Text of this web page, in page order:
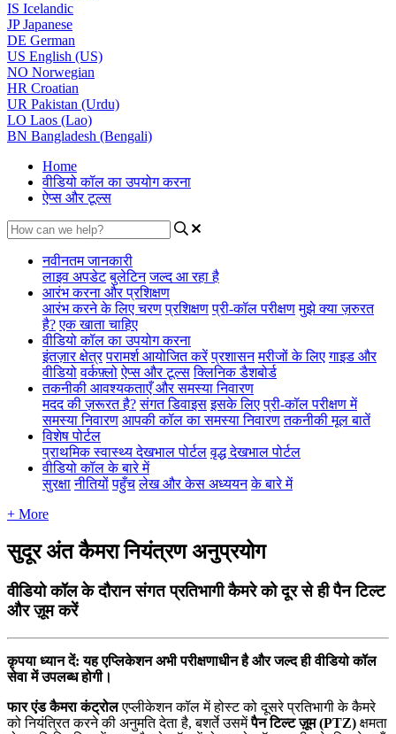
IS Icelandic
JPJapanese
DE German
US English (US)
NO Norwegian
HR Croatian
UR Pakistan (Urdu)
LO Laos (Lao)
BN Bangladesh (Bengali)
Home
वीडियो कॉल का उपयोग करना
ऐप्स और टूल्स
नवीनतम जानकारी
लाइव अपडेट बुलेटिन जल्द आ रहा है
आरंभ करना और प्रशिक्षण
आरंभ करने के लिए चरण प्रशिक्षण प्री-कॉल परीक्षण मुझे क्या ज़रुरत
है? एक खाता चाहिए
वीडियो कॉल का उपयोग करना
इंतज़ार क्षेत्र परामर्श आयोजित करें प्रशासन मरीजों के लिए गाइड और
वीडियो वर्कफ़्लो ऐप्स और टूल्स क्लिनिक डैशबोर्ड
तकनीकी आवश्यकताएँ और समस्या निवारण
मदद की ज़रूरत है? संगत डिवाइस इसके लिए प्री-कॉल परीक्षण में
समस्या निवारण आपकी कॉल का समस्या निवारण तकनीकी मूल बातें
विशेष पोर्टल
प्राथमिक स्वास्थ्य देखभाल पोर्टल वृद्ध देखभाल पोर्टल
वीडियो कॉल के बारे में
सुरक्षा नीतियों पहुँच लेख और केस अध्ययन के बारे में
+ More
सुदूर अंत कैमरा नियंत्रण अनुप्रयोग
वीडियो कॉल के दौरान संगत प्रतिभागी कैमरे को दूर से ही पैन टिल्ट
और ज़ूम करें
कपय धयन द: यह एपकशन अभ परकणधन ह और जलद ह वडय कल
सव म उपलबध हग।
फर एड कमर कटरल एपलकशन कल म हसट क दसर परतभग क कमर
क नयतत करन क अनमत दत ह, बशर उसम पन टलट जम (PTZ) कमत